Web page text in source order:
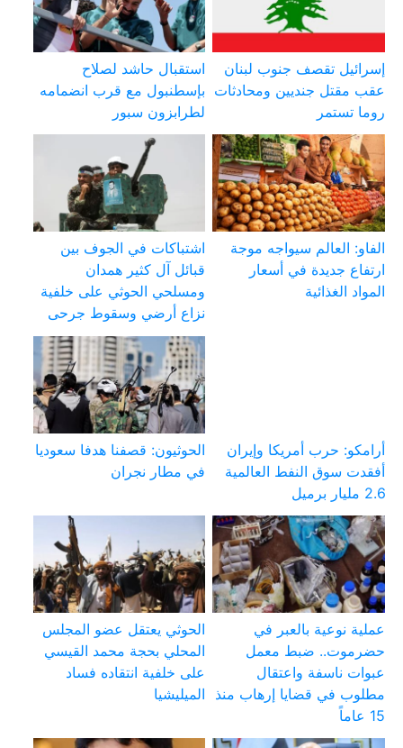
إسرائيل تقصف جنوب لبنان
عقب مقتل جنديين ومحادثات
روما تستمر
استقبال حاشد لصلاح
بإسطنبول مع قرب انضمامه
لطرابزون سبور
الفاو: العالم سيواجه موجة
ارتفاع جديدة في أسعار
المواد الغذائية
اشتباكات في الجوف بين
قبائل آل كثير همدان
ومسلحي الحوثي على خلفية
نزاع أرضي وسقوط جرحى
أرامكو: حرب أمريكا وإيران
أفقدت سوق النفط العالمية
2.6 مليار برميل
الحوثيون: قصفنا هدفا سعوديا
في مطار نجران
عملية نوعية بالعبر في
حضرموت.. ضبط معمل
عبوات ناسفة واعتقال
مطلوب في قضايا إرهاب منذ
15 عاماً
الحوثي يعتقل عضو المجلس
المحلي بحجة محمد القيسي
على خلفية انتقاده فساد
الميليشيا